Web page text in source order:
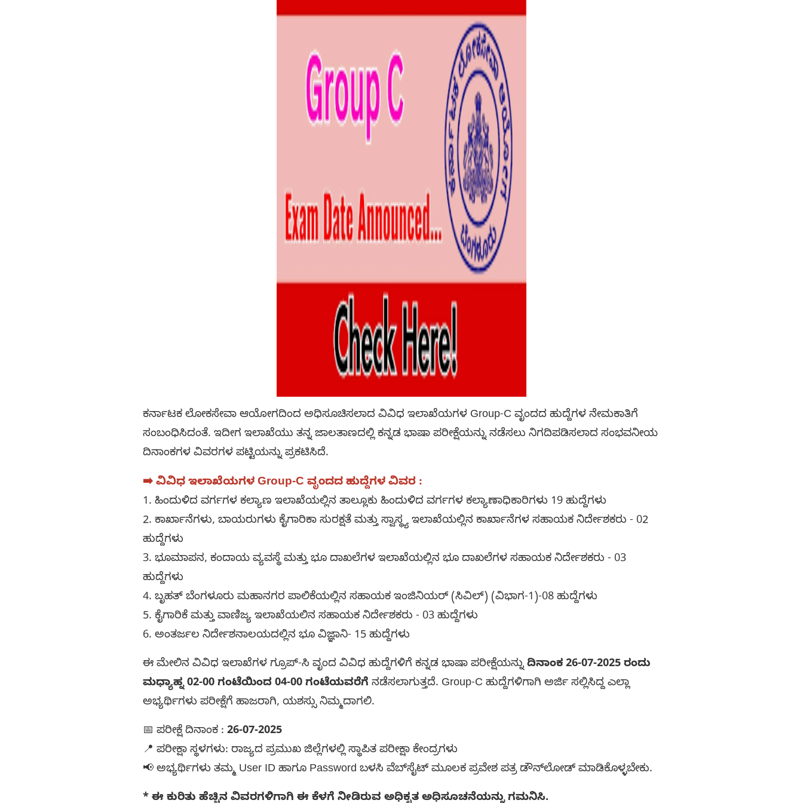
ಕರ್ನಾಟಕ ಲೋಕಸೇವಾ ಆಯೋಗದಿಂದ ಅಧಿಸೂಚಿಸಲಾದ ವಿವಿಧ ಇಲಾಖೆಯಗಳ Group-C ವೃಂದದ ಹುದ್ದೆಗಳ ನೇಮಕಾತಿಗೆ
ಸಂಬಂಧಿಸಿದಂತೆ. ಇದೀಗ ಇಲಾಖೆಯು ತನ್ನ ಜಾಲತಾಣದಲ್ಲಿ ಕನ್ನಡ ಭಾಷಾ ಪರೀಕ್ಷೆಯನ್ನು ನಡೆಸಲು ನಿಗದಿಪಡಿಸಲಾದ ಸಂಭವನೀಯ
ದಿನಾಂಕಗಳ ವಿವರಗಳ ಪಟ್ಟಿಯನ್ನು ಪ್ರಕಟಿಸಿದೆ.
➡️ ವಿವಿಧ ಇಲಾಖೆಯಗಳ Group-C ವೃಂದದ ಹುದ್ದೆಗಳ ವಿವರ :
1. ಹಿಂದುಳಿದ ವರ್ಗಗಳ ಕಲ್ಯಾಣ ಇಲಾಖೆಯಲ್ಲಿನ ತಾಲ್ಲೂಕು ಹಿಂದುಳಿದ ವರ್ಗಗಳ ಕಲ್ಯಾಣಾಧಿಕಾರಿಗಳು 19 ಹುದ್ದೆಗಳು
2. ಕಾರ್ಖಾನೆಗಳು, ಬಾಯರುಗಳು ಕೈಗಾರಿಕಾ ಸುರಕ್ಷತೆ ಮತ್ತು ಸ್ವಾಸ್ಥ್ಯ ಇಲಾಖೆಯಲ್ಲಿನ ಕಾರ್ಖಾನೆಗಳ ಸಹಾಯಕ ನಿರ್ದೇಶಕರು - 02
ಹುದ್ದೆಗಳು
3. ಭೂಮಾಪನ, ಕಂದಾಯ ವ್ಯವಸ್ಥೆ ಮತ್ತು ಭೂ ದಾಖಲೆಗಳ ಇಲಾಖೆಯಲ್ಲಿನ ಭೂ ದಾಖಲೆಗಳ ಸಹಾಯಕ ನಿರ್ದೇಶಕರು - 03
ಹುದ್ದೆಗಳು
4. ಬೃಹತ್ ಬೆಂಗಳೂರು ಮಹಾನಗರ ಪಾಲಿಕೆಯಲ್ಲಿನ ಸಹಾಯಕ ಇಂಜಿನಿಯರ್ (ಸಿವಿಲ್) (ವಿಭಾಗ-1)-08 ಹುದ್ದೆಗಳು
5. ಕೈಗಾರಿಕೆ ಮತ್ತು ವಾಣಿಜ್ಯ ಇಲಾಖೆಯಲಿನ ಸಹಾಯಕ ನಿರ್ದೇಶಕರು - 03 ಹುದ್ದೆಗಳು
6. ಅಂತರ್ಜಲ ನಿರ್ದೇಶನಾಲಯದಲ್ಲಿನ ಭೂ ವಿಜ್ಞಾನಿ- 15 ಹುದ್ದೆಗಳು
ಈ ಮೇಲಿನ ವಿವಿಧ ಇಲಾಖೆಗಳ ಗ್ರೂಪ್-ಸಿ ವೃಂದ ವಿವಿಧ ಹುದ್ದೆಗಳಿಗೆ ಕನ್ನಡ ಭಾಷಾ ಪರೀಕ್ಷೆಯನ್ನು ದಿನಾಂಕ 26-07-2025 ರಂದು
ಮಧ್ಯಾಹ್ನ 02-00 ಗಂಟೆಯಿಂದ 04-00 ಗಂಟೆಯವರೆಗೆ ನಡೆಸಲಾಗುತ್ತದೆ. Group-C ಹುದ್ದೆಗಳಿಗಾಗಿ ಅರ್ಜಿ ಸಲ್ಲಿಸಿದ್ದ ಎಲ್ಲಾ
ಅಭ್ಯರ್ಥಿಗಳು ಪರೀಕ್ಷೆಗೆ ಹಾಜರಾಗಿ, ಯಶಸ್ಸು ನಿಮ್ಮದಾಗಲಿ.
📅 ಪರೀಕ್ಷೆ ದಿನಾಂಕ : 26-07-2025
📍 ಪರೀಕ್ಷಾ ಸ್ಥಳಗಳು: ರಾಜ್ಯದ ಪ್ರಮುಖ ಜಿಲ್ಲೆಗಳಲ್ಲಿ ಸ್ಥಾಪಿತ ಪರೀಕ್ಷಾ ಕೇಂದ್ರಗಳು
📢 ಅಭ್ಯರ್ಥಿಗಳು ತಮ್ಮ User ID ಹಾಗೂ Password ಬಳಸಿ ವೆಬ್‌ಸೈಟ್‌ ಮೂಲಕ ಪ್ರವೇಶ ಪತ್ರ ಡೌನ್‌ಲೋಡ್ ಮಾಡಿಕೊಳ್ಳಬೇಕು.
* ಈ ಕುರಿತು ಹೆಚ್ಚಿನ ವಿವರಗಳಿಗಾಗಿ ಈ ಕೆಳಗೆ ನೀಡಿರುವ ಅಧಿಕೃತ ಅಧಿಸೂಚನೆಯನ್ನು ಗಮನಿಸಿ.